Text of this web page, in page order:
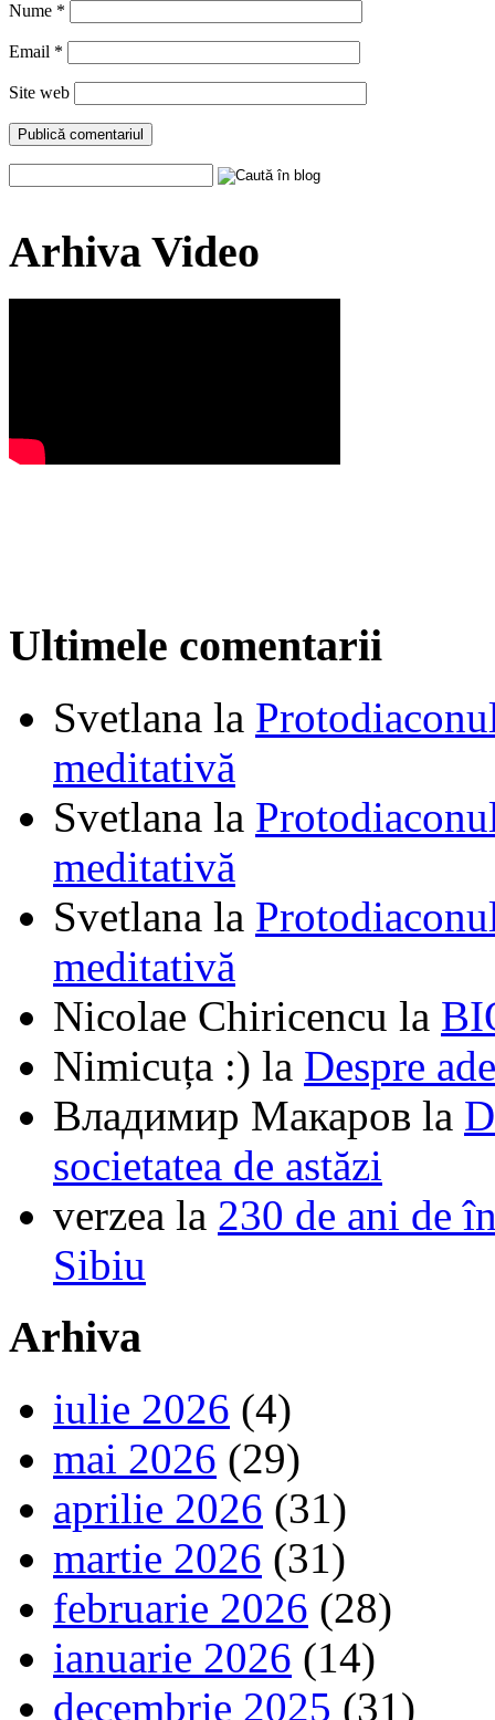
Nume *
Email *
Site web
Arhiva Video
Ultimele comentarii
Svetlana la
meditativă
Svetlana la
meditativă
Svetlana la
meditativă
Nicolae Chiricencu la
Nimicuța :) la Despre
Владимир Макаров la
societatea de astăzi
verzea la 230 de ani de
Sibiu
Arhiva
iulie 2026 (4)
mai 2026 (29)
aprilie 2026 (31)
martie 2026 (31)
februarie 2026 (28)
ianuarie 2026 (14)
decembrie 2025 (31)